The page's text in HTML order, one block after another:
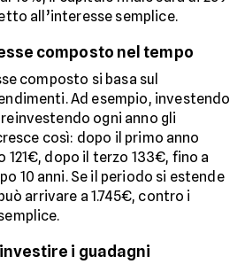
all’interesse semplice.
composto nel tempo
composto si basa sul
Ad esempio, investendo
ogni anno gli
così: dopo il primo anno
121€, dopo il terzo 133€, fino a
10 anni. Se il periodo si estende
arrivare a 1.745€, contro i
i guadagni